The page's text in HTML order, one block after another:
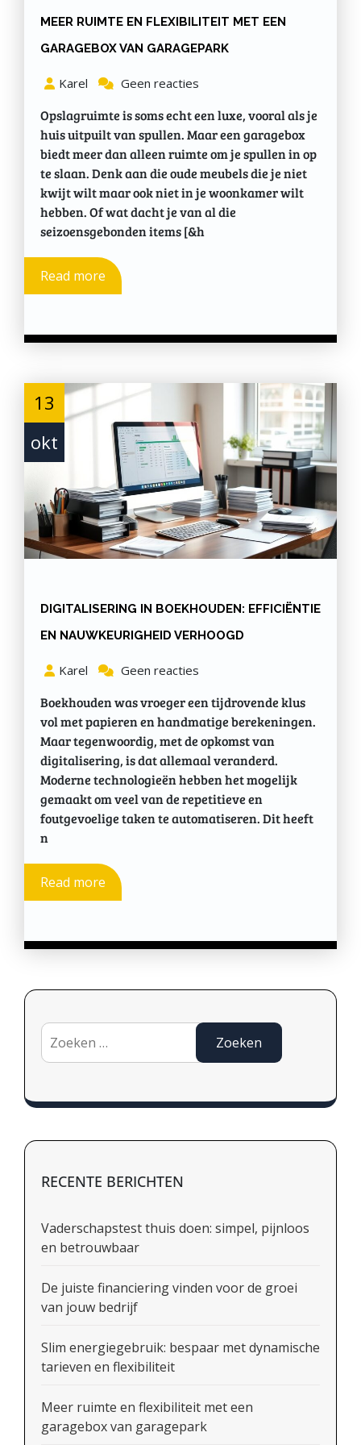
MEER RUIMTE EN FLEXIBILITEIT MET EEN
GARAGEBOX VAN GARAGEPARK
Karel Geen reacties
Opslagruimte is soms echt een luxe, vooral als je
huis uitpuilt van spullen. Maar een garagebox
biedt meer dan alleen ruimte om je spullen in op
te slaan. Denk aan die oude meubels die je niet
kwijt wilt maar ook niet in je woonkamer wilt
hebben. Of wat dacht je van al die
seizoensgebonden items [&h
Read more
13
okt
DIGITALISERING IN BOEKHOUDEN: EFFICIËNTIE
EN NAUWKEURIGHEID VERHOOGD
Karel Geen reacties
Boekhouden was vroeger een tijdrovende klus
vol met papieren en handmatige berekeningen.
Maar tegenwoordig, met de opkomst van
digitalisering, is dat allemaal veranderd.
Moderne technologieën hebben het mogelijk
gemaakt om veel van de repetitieve en
foutgevoelige taken te automatiseren. Dit heeft
n
Read more
Zoeken
naar:
RECENTE BERICHTEN
Vaderschapstest thuis doen: simpel, pijnloos
en betrouwbaar
De juiste financiering vinden voor de groei
van jouw bedrijf
Slim energiegebruik: bespaar met dynamische
tarieven en flexibiliteit
Meer ruimte en flexibiliteit met een
garagebox van garagepark